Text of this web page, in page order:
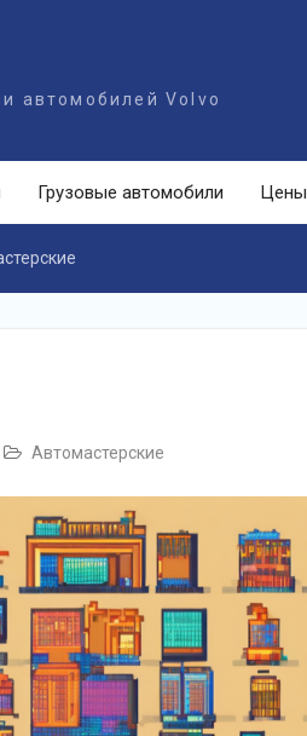
автомобилей Volvo
Грузовые автомобили Цены
Автомастерские